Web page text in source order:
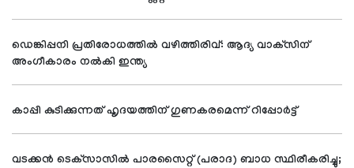
ഡെങ്കിപ്പനി പ്രതിരോധത്തില്‍ വഴിത്തിരിവ്: ആദ്യ വാക്‌സിന്
അംഗീകാരം നല്‍കി ഇന്ത്യ
കാപ്പി കുടിക്കുന്നത് ഹൃദയത്തിന് ഗുണകരമെന്ന് റിപ്പോര്‍ട്ട്
വടക്കന്‍ ടെക്‌സാസില്‍ പാരസൈറ്റ് (പരാദ) ബാധ സ്ഥിരീകരിച്ചു;